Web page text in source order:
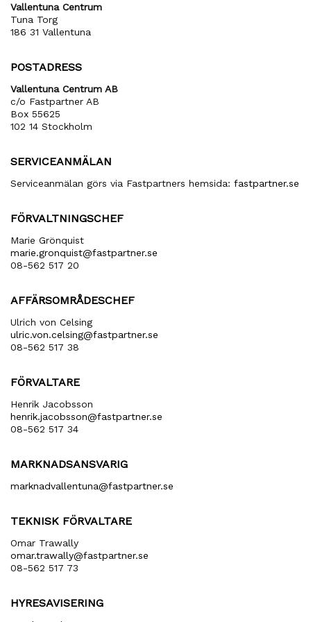
Vallentuna Centrum
Tuna Torg
186 31 Vallentuna
POSTADRESS
Vallentuna Centrum AB
c/o Fastpartner AB
Box 55625
102 14 Stockholm
SERVICEANMÄLAN
Serviceanmälan görs via Fastpartners hemsida: fastpartner.se
FÖRVALTNINGSCHEF
Marie Grönquist
marie​.gronquist​@fastpartner​.se
08-562 517 20
AFFÄRSOMRÅDESCHEF
Ulrich von Celsing
ulric​.von​.celsing​@fastpartner​.se
08-562 517 38
FÖRVALTARE
Henrik Jacobsson
henrik​.jacobsson​@fastpartner​.se
08-562 517 34
MARKNADSANSVARIG
marknadvallentuna​@fastpartner​.se
TEKNISK FÖRVALTARE
Omar Trawally
omar.trawally@fastpartner.se
08-562 517 73
HYRESAVISERING